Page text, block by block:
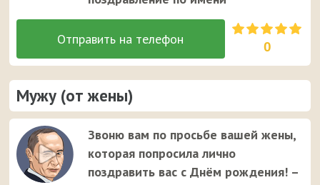
0
Мужу (от жены)
Звоню вам по просьбе вашей жены,
которая попросила лично
поздравить вас с Днём рождения! –